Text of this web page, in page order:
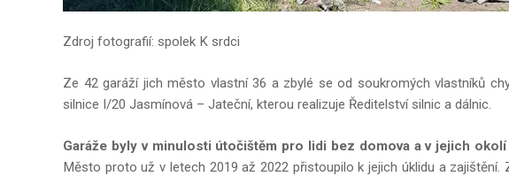
Zdroj fotografií: spolek K srdci
Ze 42 garáží jich město vlastní 36 a zbylé se od soukromých vlastníků
silnice I/20 Jasmínová – Jateční, kterou realizuje Ředitelství silnic a dálnic.
Garáže byly v minulosti útočištěm pro lidi bez domova a v jejich
Město proto už v letech 2019 až 2022 přistoupilo k jejich úklidu a